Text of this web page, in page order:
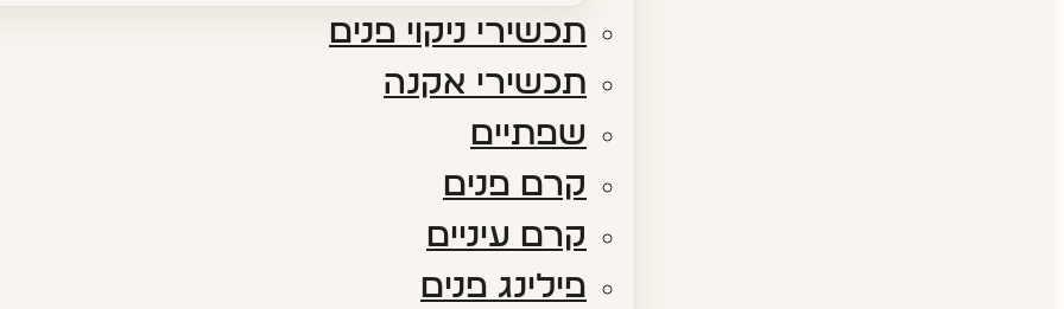
תכשירי ניקוי פנים
תכשירי אקנה
שפתיים
קרם פנים
קרם עיניים
פילינג פנים